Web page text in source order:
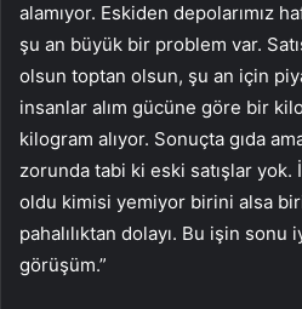
alamıyor. Eskiden depolarımız
şu an büyük bir problem var.
olsun toptan olsun, şu an için
insanlar alım gücüne göre bir
kilogram alıyor. Sonuçta gıda
zorunda tabi ki eski satışlar
oldu kimisi yemiyor birini alsa
pahalılıktan dolayı. Bu işin sonu
görüşüm.”